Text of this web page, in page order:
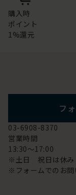
購入時
ポイント
1%還元
フ
03-6908-8370
営業時間
13:30～17:00
※土日 祝日は休み
※フォームでのお問